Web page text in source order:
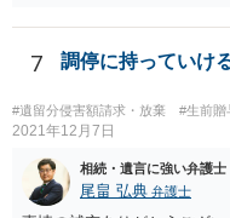
め、後からひっくり返すと
す。 公開相談の場でのご相
7 調停に持っていけ
#遺留分侵害額請求・放棄 #生前贈
2021年12月7日
相続・遺言に強い弁護士
尾畠 弘典 弁護士